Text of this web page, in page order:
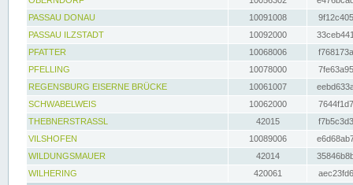
PASSAU DONAU
10091008
PASSAU ILZSTADT
10092000
PFATTER
10068006
PFELLING
10078000
REGENSBURG EISERNE BRÜCKE
10061007
SCHWABELWEIS
10062000
THEBNERSTRASSL
42015
VILSHOFEN
10089006
WILDUNGSMAUER
42014
WILHERING
420061